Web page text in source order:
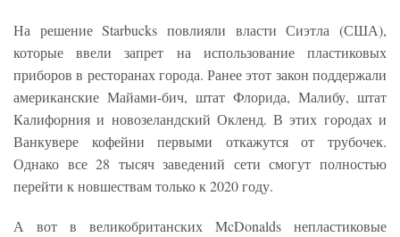
На решение Starbucks повлияли власти Сиэтла (США),
которые ввели запрет на использование пластиковых
приборов в ресторанах города. Ранее этот закон поддержали
американские Майами-бич, штат Флорида, Малибу, штат
Калифорния и новозеландский Окленд. В этих городах и
Ванкувере кофейни первыми откажутся от трубочек.
Однако все 28 тысяч заведений сети смогут полностью
перейти к новшествам только к 2020 году.
А вот в великобританских McDonalds непластиковые